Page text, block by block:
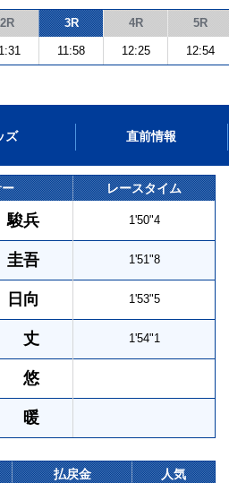
2R 3R 4R 5R
11:58 12:25 12:54
ズ 直前情報
レースタイム
兵 1'50"4
吾 1'51"8
向 1'53"5
丈 1'54"1
悠
暖
払戻金 人気